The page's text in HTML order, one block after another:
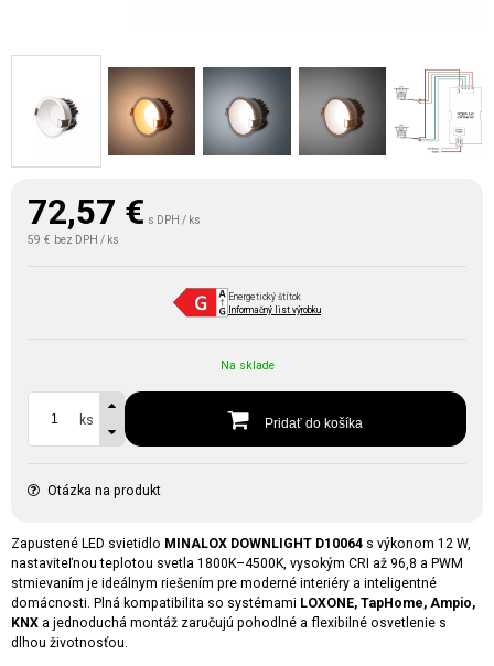
72,57 € s DPH / ks
59 € bez DPH / ks
Energetický štítok
Informačný list výrobku
Na sklade
ks Pridať do košíka
Otázka na produkt
Zapustené LED svietidlo MINALOX DOWNLIGHT D10064 s výkonom 12 W,
nastaviteľnou teplotou svetla 1800K–4500K, vysokým CRI až 96,8 a PWM
stmievaním je ideálnym riešením pre moderné interiéry a inteligentné
domácnosti. Plná kompatibilita so systémami LOXONE, TapHome, Ampio,
KNX a jednoduchá montáž zaručujú pohodlné a flexibilné osvetlenie s
dlhou životnosťou.